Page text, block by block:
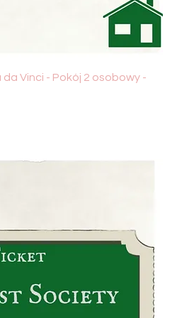
da Vinci - Pokój 2 osobowy -